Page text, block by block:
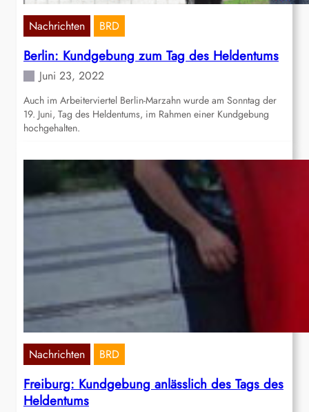
Nachrichten BRD
Berlin: Kundgebung zum Tag des Heldentums
Juni 23, 2022
Auch im Arbeiterviertel Berlin-Marzahn wurde am Sonntag der
19. Juni, Tag des Heldentums, im Rahmen einer Kundgebung
hochgehalten.
Nachrichten BRD
Freiburg: Kundgebung anlässlich des Tags des
Heldentums